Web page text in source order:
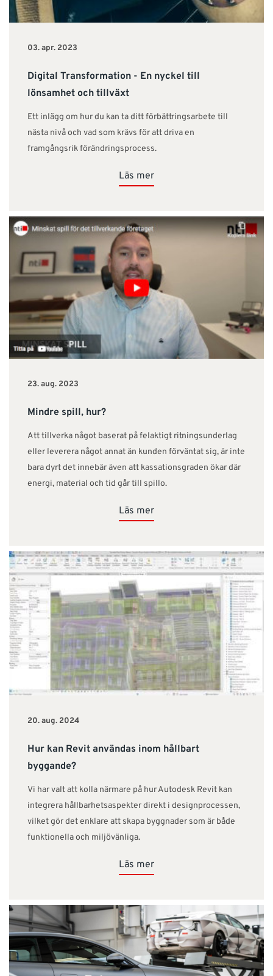
03. apr. 2023
Digital Transformation - En nyckel till
lönsamhet och tillväxt
Ett inlägg om hur du kan ta ditt förbättringsarbete till
nästa nivå och vad som krävs för att driva en
framgångsrik förändringsprocess.
Läs mer
23. aug. 2023
Mindre spill, hur?
Att tillverka något baserat på felaktigt ritningsunderlag
eller leverera något annat än kunden förväntat sig, är inte
bara dyrt det innebär även att kassationsgraden ökar där
energi, material och tid går till spillo.
Läs mer
20. aug. 2024
Hur kan Revit användas inom hållbart
byggande?
Vi har valt att kolla närmare på hur Autodesk Revit kan
integrera hållbarhetsaspekter direkt i designprocessen,
vilket gör det enklare att skapa byggnader som är både
funktionella och miljövänliga.
Läs mer